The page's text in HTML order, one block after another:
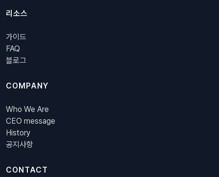
리소스
가이드
FAQ
블로그
COMPANY
Who We Are
CEO message
History
공지사항
CONTACT